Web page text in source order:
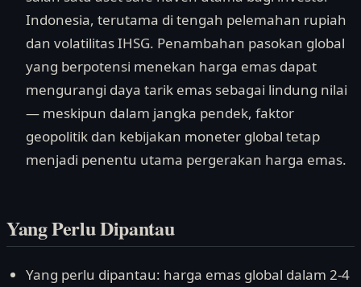
Indonesia, terutama di tengah pelemahan rupiah
dan volatilitas IHSG. Penambahan pasokan global
yang berpotensi menekan harga emas dapat
mengurangi daya tarik emas sebagai lindung nilai
— meskipun dalam jangka pendek, faktor
geopolitik dan kebijakan moneter global tetap
menjadi penentu utama pergerakan harga emas.
Yang Perlu Dipantau
Yang perlu dipantau: harga emas global dalam 2-4